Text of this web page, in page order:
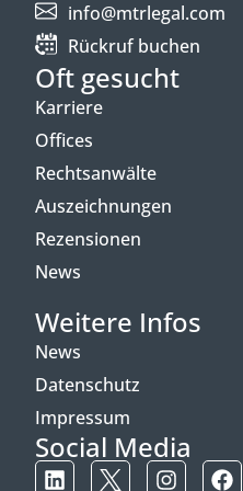
info@mtrlegal.com
Rückruf buchen
Oft gesucht
Karriere
Offices
Rechtsanwälte
Auszeichnungen
Rezensionen
News
Weitere Infos
News
Datenschutz
Impressum
Social Media